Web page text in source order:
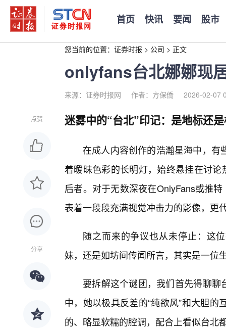
首页 快讯 要闻 股市
您当前的位置： 证券时报 > 公司 > 正文
onlyfans台北娜娜现
来源：证券时报网 作者：方保僑 2026-02-07
点赞
分享
迷雾中的“台北”印记：是地标还
在成人内容创作的浩瀚星海中，有
着暧昧色彩的长明灯，始终悬挂在讨
后者。对于无数深夜在OnlyFans或推
表着一段段充满视觉冲击力的影像，更
随之而来的争议也从未停止：这
妹，还是如坊间传闻所言，其实是一位
要拆解这个谜团，我们首先得聊聊
中，她以极具反差的“纯欲风”和大胆
的、略显软糯的腔调，配合上看似台北